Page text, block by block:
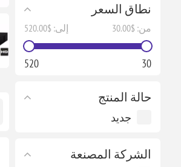
نطاق السعر
من: $30.00 إلى: $520.00
30
520
حالة المنتج
جديد
الشركة المصنعة